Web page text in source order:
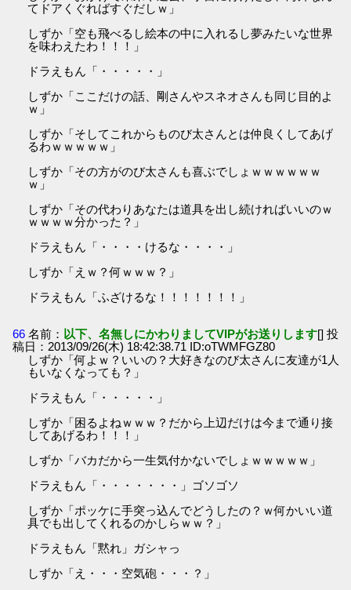
てドアくぐればすぐだしｗ」
しずか「空も飛べるし絵本の中に入れるし夢みたいな世界
を味わえたわ！！！」
ドラえもん「・・・・・」
しずか「ここだけの話、剛さんやスネオさんも同じ目的よ
ｗ」
しずか「そしてこれからものび太さんとは仲良くしてあげ
るわｗｗｗｗｗ」
しずか「その方がのび太さんも喜ぶでしょｗｗｗｗｗｗ
ｗ」
しずか「その代わりあなたは道具を出し続ければいいのｗ
ｗｗｗｗ分かった？」
ドラえもん「・・・・けるな・・・・」
しずか「えｗ？何ｗｗｗ？」
ドラえもん「ふざけるな！！！！！！！」
66 名前： 以下、名無しにかわりましてVIPがお送りします[] 投
稿日：2013/09/26(木) 18:42:38.71 ID:oTWMFGZ80
しずか「何よｗ？いいの？大好きなのび太さんに友達が1人
もいなくなっても？」
ドラえもん「・・・・・」
しずか「困るよねｗｗｗ？だから上辺だけは今まで通り接
してあげるわ！！！」
しずか「バカだから一生気付かないでしょｗｗｗｗｗ」
ドラえもん「・・・・・・・」ゴソゴソ
しずか「ポッケに手突っ込んでどうしたの？ｗ何かいい道
具でも出してくれるのかしらｗｗ？」
ドラえもん「黙れ」ガシャっ
しずか「え・・・空気砲・・・？」